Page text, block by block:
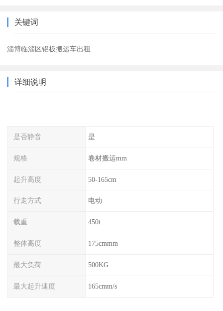
关键词
淄博临淄区铝板搬运车出租
详细说明
是否静音 是
规格 卷材搬运mm
起升高度 50-165cm
行走方式 电动
载重 450t
整体高度 175cmmm
最大负荷 500KG
最大起升速度 165cmm/s